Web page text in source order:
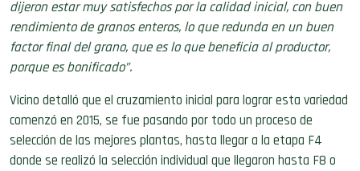
dijeron estar muy satisfechos por la calidad inicial, con buen
rendimiento de granos enteros, lo que redunda en un buen
factor final del grano, que es lo que beneficia al productor,
porque es bonificado”.
Vicino detalló que el cruzamiento inicial para lograr esta variedad
comenzó en 2015, se fue pasando por todo un proceso de
selección de las mejores plantas, hasta llegar a la etapa F4
donde se realizó la selección individual que llegaron hasta F8 o